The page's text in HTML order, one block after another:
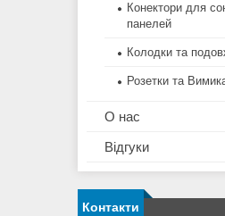
Конектори для
панелей
Колодки та
Розетки та
О нас
Відгуки
Контакти